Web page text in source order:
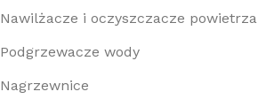
Nawilżacze i oczyszczacze powietrza
Podgrzewacze wody
Nagrzewnice